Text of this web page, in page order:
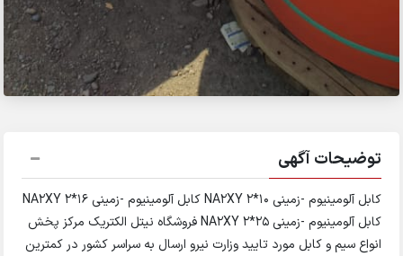
توضیحات آگهی
کابل آلومینیوم -زمینی 10*2 NA2XY کابل آلومینیوم -زمینی 16*2 NA2XY
کابل آلومینیوم -زمینی 25*2 NA2XY فروشگاه نیتل الکتریک مرکز پخش
انواع سیم و کابل مورد تایید وزارت نیرو ارسال به سراسر کشور در کمترین